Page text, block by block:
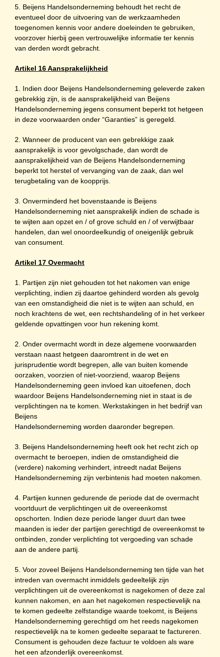
5. Beijens Handelsonderneming behoudt het recht de
eventueel door de uitvoering van de werkzaamheden
toegenomen kennis voor andere doeleinden te gebruiken,
voorzover hierbij geen vertrouwelijke informatie ter kennis
van derden wordt gebracht.
Artikel 16 Aansprakelijkheid
1. Indien door Beijens Handelsonderneming geleverde zaken
gebrekkig zijn, is de aansprakelijkheid van Beijens
Handelsonderneming jegens consument beperkt tot hetgeen
in deze voorwaarden onder “Garanties” is geregeld.
2. Wanneer de producent van een gebrekkige zaak
aansprakelijk is voor gevolgschade, dan wordt de
aansprakelijkheid van de Beijens Handelsonderneming
beperkt tot herstel of vervanging van de zaak, dan wel
terugbetaling van de koopprijs.
3. Onverminderd het bovenstaande is Beijens
Handelsonderneming niet aansprakelijk indien de schade is
te wijten aan opzet en / of grove schuld en / of verwijtbaar
handelen, dan wel onoordeelkundig of oneigenlijk gebruik
van consument.
Artikel 17 Overmacht
1. Partijen zijn niet gehouden tot het nakomen van enige
verplichting, indien zij daartoe gehinderd worden als gevolg
van een omstandigheid die niet is te wijten aan schuld, en
noch krachtens de wet, een rechtshandeling of in het verkeer
geldende opvattingen voor hun rekening komt.
2. Onder overmacht wordt in deze algemene voorwaarden
verstaan naast hetgeen daaromtrent in de wet en
jurisprudentie wordt begrepen, alle van buiten komende
oorzaken, voorzien of niet-voorziend, waarop Beijens
Handelsonderneming geen invloed kan uitoefenen, doch
waardoor Beijens Handelsonderneming niet in staat is de
verplichtingen na te komen. Werkstakingen in het bedrijf van
Beijens
Handelsonderneming worden daaronder begrepen.
3. Beijens Handelsonderneming heeft ook het recht zich op
overmacht te beroepen, indien de omstandigheid die
(verdere) nakoming verhindert, intreedt nadat Beijens
Handelsonderneming zijn verbintenis had moeten nakomen.
4. Partijen kunnen gedurende de periode dat de overmacht
voortduurt de verplichtingen uit de overeenkomst
opschorten. Indien deze periode langer duurt dan twee
maanden is ieder der partijen gerechtigd de overeenkomst te
ontbinden, zonder verplichting tot vergoeding van schade
aan de andere partij.
5. Voor zoveel Beijens Handelsonderneming ten tijde van het
intreden van overmacht inmiddels gedeeltelijk zijn
verplichtingen uit de overeenkomst is nagekomen of deze zal
kunnen nakomen, en aan het nagekomen respectievelijk na
te komen gedeelte zelfstandige waarde toekomt, is Beijens
Handelsonderneming gerechtigd om het reeds nagekomen
respectievelijk na te komen gedeelte separaat te factureren.
Consument is gehouden deze factuur te voldoen als ware
het een afzonderlijk overeenkomst.